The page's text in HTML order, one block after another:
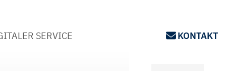
SERVICE KONTAKT